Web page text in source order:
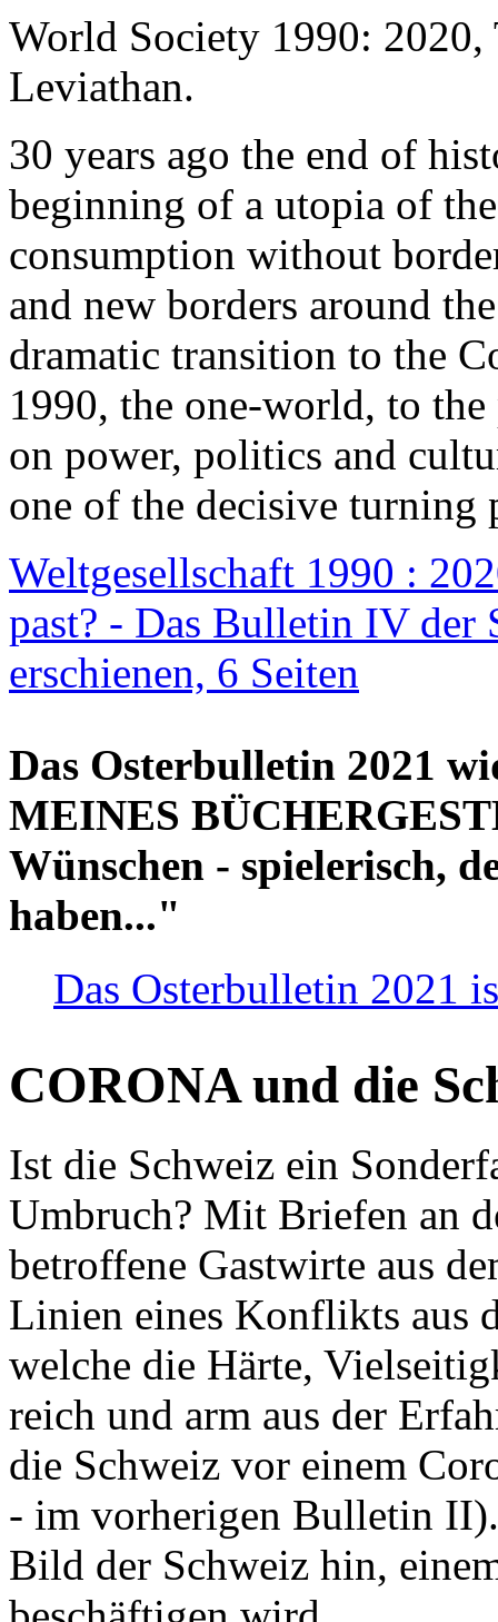
World Society 1990: 2020,
Leviathan.
30 years ago the end of
beginning of a utopia of
consumption without
and new borders around
dramatic transition to the
1990, the one-world, to the
on power, politics and
one of the decisive turning
Weltgesellschaft 1990 :
past? - Das Bulletin IV der
erschienen, 6 Seiten
Das Osterbulletin 2021
MEINES
Wünschen - spielerisch,
haben..."
Das Osterbulletin 2021
CORONA und die
Ist die Schweiz ein
Umbruch? Mit Briefen an
betroffene Gastwirte aus
Linien eines Konflikts aus
welche die Härte,
reich und arm aus der
die Schweiz vor einem
- im vorherigen Bulletin
Bild der Schweiz hin,